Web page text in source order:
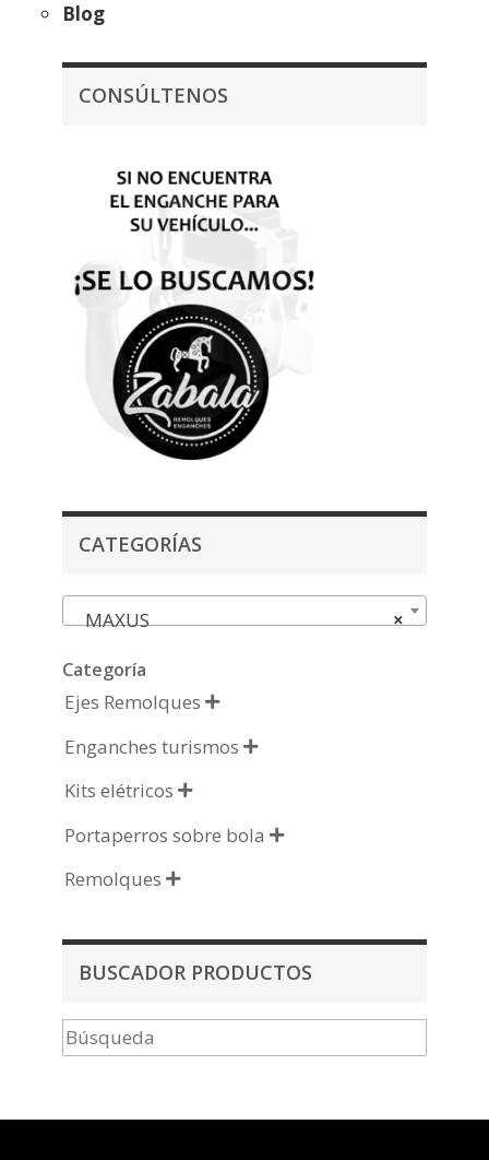
Blog
CONSÚLTENOS
CATEGORÍAS
×
MAXUS
Categoría
Ejes Remolques 
Enganches turismos 
Kits elétricos 
Portaperros sobre bola 
Remolques 
BUSCADOR PRODUCTOS